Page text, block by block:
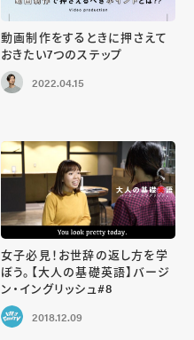
動画制作をするときに押さえて
おきたい7つのステップ
2022.04.15
女子必見！お世辞の返し方を学
ぼう。【大人の基礎英語】バージ
ン・イングリッシュ#8
2018.12.09